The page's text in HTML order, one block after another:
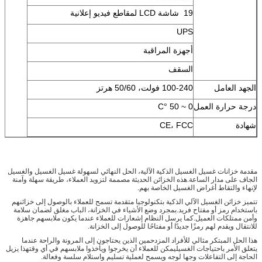
19 ‬ شاشة LCD لمقاطع فيديو إعلانية
UPS
أجهزة المراقبة
السقف
الجهد العامل
100-240 فولت، 50/60 هرتز
درجة حرارة العمل0 ~ 50 °C
شهادة
CE، FCC
مقدمة خزانات غسيل الغسيل الذكية الآلية، الحل النهائي لسهولة غسيل الغسيل والغسيل
الجاف على مدار الساعة.هذه الخزائن الحديثة مصممة لتزويد العملاء، طريقة سهلة وآمنة
لإنهاء والتقاط أغراض الغسيل الخاصة بهم.
تتميز خزائن الغسيل الآلي الذكية بتكنولوجيا متقدمة تسمح للعملاء بالوصول إلى خزائنهم
باستخدام رمز أو مفتاح فريد.بمجرد وضع الأشياء في الخزانة، الباب مغلق لضمان سلامة
وأمن ممتلكات العميل.كما يرسل النظام إشعارات للعملاء عندما يكون ملابسهم جاهزة
للانتقال ويقدم لهم رمزًا جديدًا أو مفتاحًا للوصول إلى الخزانة.
هذا الحل المبتكر مثالي للأفراد المزدحمين الذين يحتاجون إلى المرونة والراحة عندما
يتعلق الأمر باحتياجات الغسيليمكن للعملاء أن يخرجوا ويأخذوا ملابسهم في أي وقتهذا يزيل
الحاجة إلى التفاعلات وجها لوجه ويسمح لعملية تسليم واستلام سلسة وفعالة.